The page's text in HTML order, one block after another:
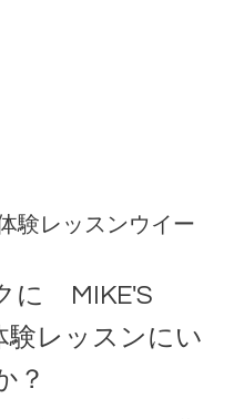
験レッスンウイー
に MIKE'S
験レッスンにい
？